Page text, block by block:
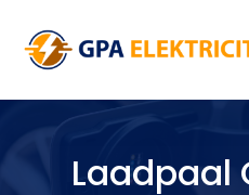
Laadpaal